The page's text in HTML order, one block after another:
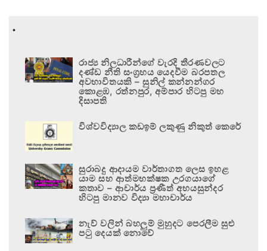
.
රාජ්‍ය නිලධාරීන්ගේ වැරදි තීරණවලට
දණ්ඩ නීති සංග්‍රහය යෙදවීම බරපතල
අවභාවිතයකි – සුනිල් කන්නන්ගර
කොළඹ, රත්නපුර, අම්පාර හිටපු මහ
දිසාපති
විශ්වවිද්‍යාල කඩඉම් ලකුණු නිකුත් කෙරේ
සුරාබදු ආදායම වාර්තාගත ලෙස ඉහළ
යාම සහ ආත්මභක්ෂක උරගයාගේ
කතාව – ආචාර්ය ප්‍රණීත් අභයසුන්දර
හිටපු මානව විද්‍යා මහාචාර්ය
නැව් වලින් බහලුම් මුහුදට පෙරලීම සුළු
පටු දෙයක් නොවේ